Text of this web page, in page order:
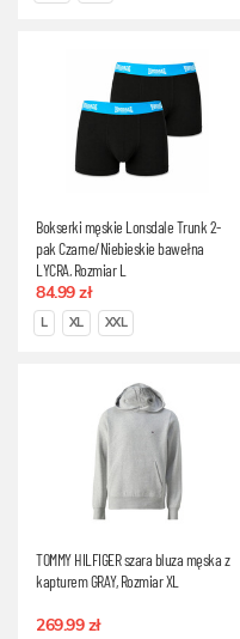
Bokserki męskie Lonsdale Trunk 2-
pak Czarne/Niebieskie bawełna
LYCRA, Rozmiar L
84.99 zł
L XL XXL
TOMMY HILFIGER szara bluza męska z
kapturem GRAY, Rozmiar XL
269.99 zł